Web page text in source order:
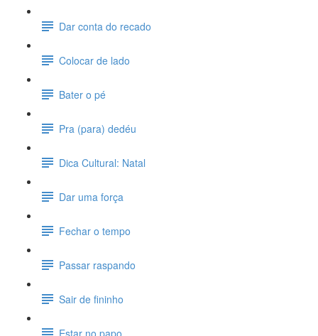
Dar conta do recado
Colocar de lado
Bater o pé
Pra (para) dedéu
Dica Cultural: Natal
Dar uma força
Fechar o tempo
Passar raspando
Sair de fininho
Estar no papo